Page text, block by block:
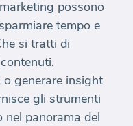
possono
tempo e
si tratti di
o generare insight
gli strumenti
nel panorama del